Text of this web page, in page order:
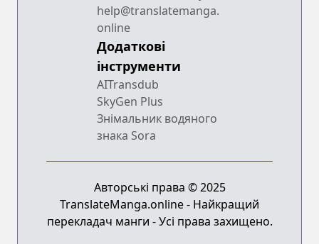
help@translatemanga.
online
Додаткові
інструменти
AITransdub
SkyGen Plus
Знімальник водяного
знака Sora
Авторські права © 2025
TranslateManga.online - Найкращий
перекладач манги - Усі права захищено.